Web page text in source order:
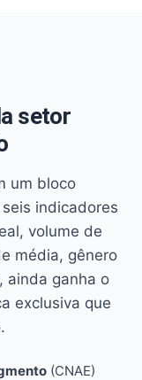
setor
um bloco
indicadores
volume de
média, gênero
ainda ganha o
exclusiva que
(CNAE)